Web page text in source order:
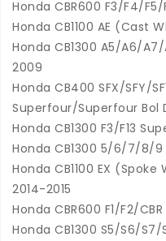
Honda CBR600 F3/F4/
Honda CB1100 AE (Cast
Honda CB1300 A5/A6/
2009
Honda CB400 SFX/SFY/
Superfour/Superfour Bol
Honda CB1300 F3/F13
Honda CB1300 5/6/7/8/
Honda CB1100 EX
2014-2015
Honda CBR600 F1/F2/
Honda CB1300 S5/S6/